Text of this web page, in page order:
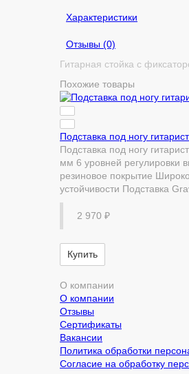
Характеристики
Отзывы (0)
Гитарная стойка с
Похожие товары
Подставка под ногу
Подставка под ногу
мм 6 уровней регулировки
резиновое покрытие
устойчивости Подставка
2 970 ₽
Купить
О компании
О компании
Отзывы
Сертификаты
Вакансии
Политика обработки
Согласие на обработку